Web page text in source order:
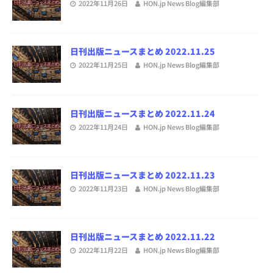
2022年11月26日 HON.jp News Blog編集部
日刊出版ニュースまとめ 2022.11.25
2022年11月25日 HON.jp News Blog編集部
日刊出版ニュースまとめ 2022.11.24
2022年11月24日 HON.jp News Blog編集部
日刊出版ニュースまとめ 2022.11.23
2022年11月23日 HON.jp News Blog編集部
日刊出版ニュースまとめ 2022.11.22
2022年11月22日 HON.jp News Blog編集部